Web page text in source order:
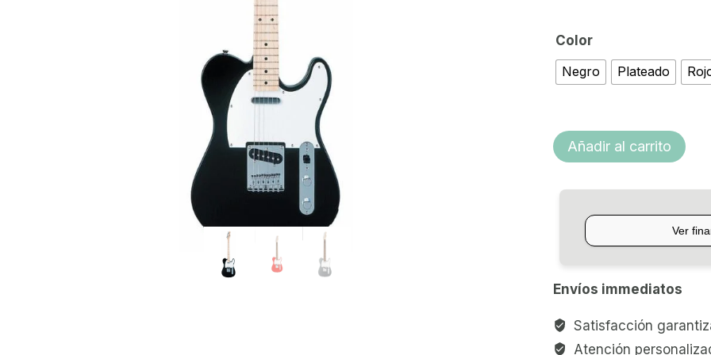
Color
Negro
Plateado
GUITARRA
ELECTRICA
AFFINITY
cantidad
Añadir al carrito
Envíos immediatos
Satisfacción
Atención